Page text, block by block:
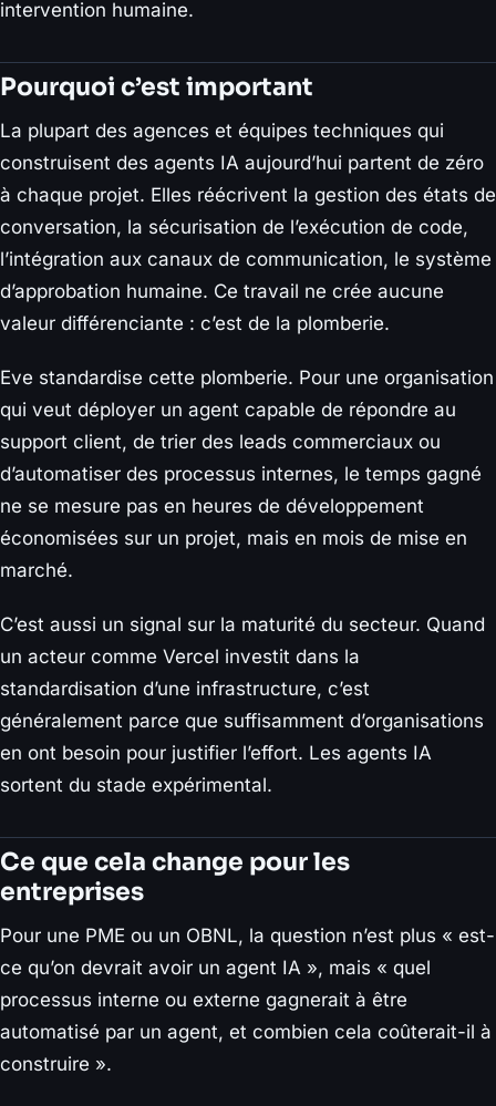
intervention humaine.
Pourquoi c’est important
La plupart des agences et équipes techniques qui
construisent des agents IA aujourd’hui partent de zéro
à chaque projet. Elles réécrivent la gestion des états de
conversation, la sécurisation de l’exécution de code,
l’intégration aux canaux de communication, le système
d’approbation humaine. Ce travail ne crée aucune
valeur différenciante : c’est de la plomberie.
Eve standardise cette plomberie. Pour une organisation
qui veut déployer un agent capable de répondre au
support client, de trier des leads commerciaux ou
d’automatiser des processus internes, le temps gagné
ne se mesure pas en heures de développement
économisées sur un projet, mais en mois de mise en
marché.
C’est aussi un signal sur la maturité du secteur. Quand
un acteur comme Vercel investit dans la
standardisation d’une infrastructure, c’est
généralement parce que suffisamment d’organisations
en ont besoin pour justifier l’effort. Les agents IA
sortent du stade expérimental.
Ce que cela change pour les
entreprises
Pour une PME ou un OBNL, la question n’est plus « est-
ce qu’on devrait avoir un agent IA », mais « quel
processus interne ou externe gagnerait à être
automatisé par un agent, et combien cela coûterait-il à
construire ».